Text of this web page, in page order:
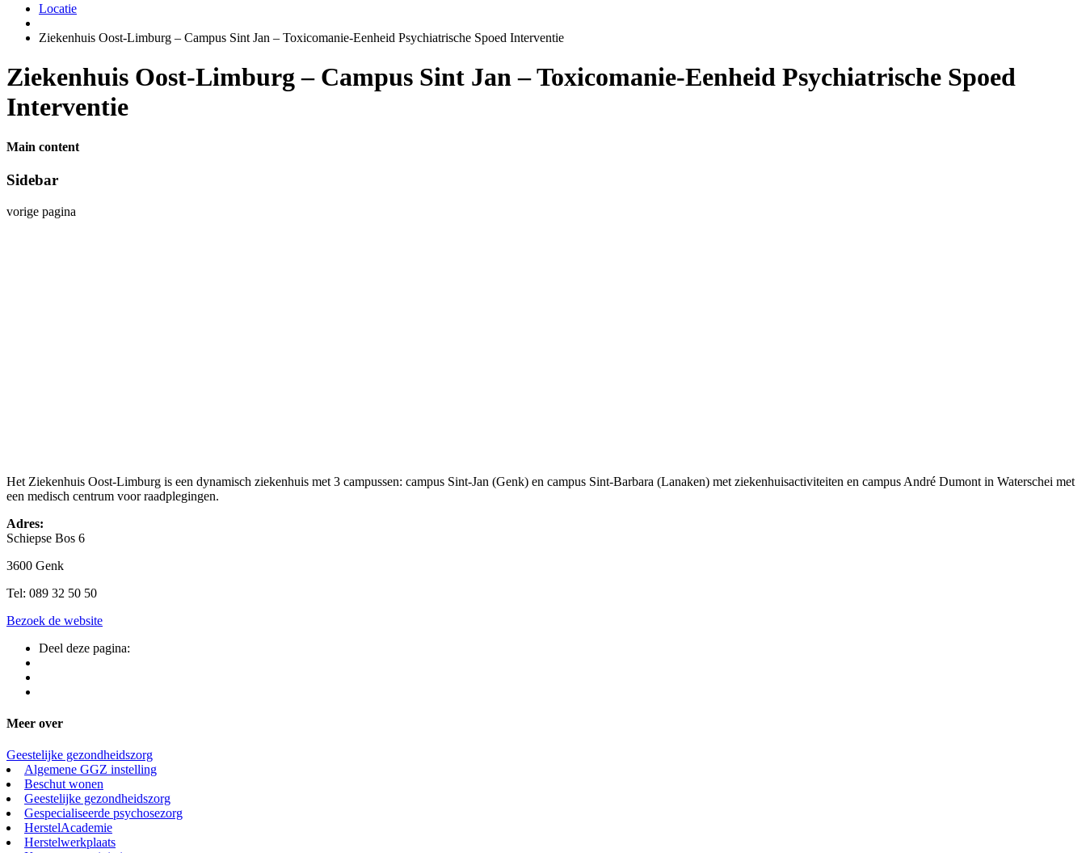
Locatie
Ziekenhuis Oost-Limburg – Campus Sint Jan – Toxicomanie-Eenheid Psychiatrische Spoed Interventie
Ziekenhuis Oost-Limburg – Campus Sint Jan – Toxicomanie-Eenheid Psychiatrische Spoed
Interventie
Main content
Sidebar
vorige pagina
Het Ziekenhuis Oost-Limburg is een dynamisch ziekenhuis met 3 campussen: campus Sint-Jan (Genk) en campus Sint-Barbara (Lanaken) met ziekenhuisactiviteiten en campus André Dumont in Waterschei met
een medisch centrum voor raadplegingen.
Adres:
Schiepse Bos 6
3600 Genk
Tel: 089 32 50 50
Bezoek de website
Deel deze pagina:
Meer over
Geestelijke gezondheidszorg
Algemene GGZ instelling
Beschut wonen
Geestelijke gezondheidszorg
Gespecialiseerde psychosezorg
HerstelAcademie
Herstelwerkplaats